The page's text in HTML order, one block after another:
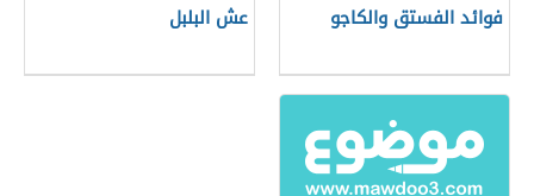
فوائد الفستق والكاجو عش البلبل